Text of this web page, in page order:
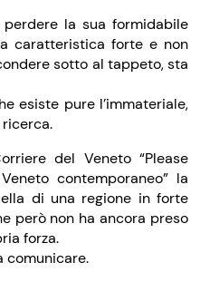
la sua formidabile
caratteristica forte e non
sotto al tappeto, sta
esiste pure l’immateriale,
ricerca.
del Veneto “Please
contemporaneo” la
di una regione in forte
però non ha ancora preso
forza.
comunicare.